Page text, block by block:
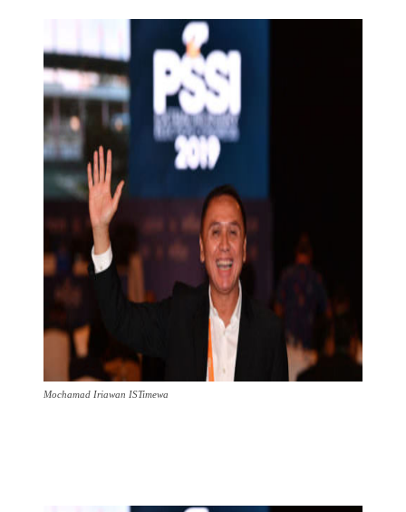
Mochamad Iriawan ISTimewa